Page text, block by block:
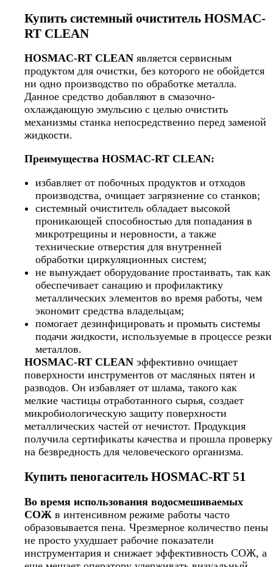
Купить системный очиститель HOSMAC-
RT CLEAN
HOSMAC-RT CLEAN является сервисным
продуктом для очистки, без которого не обойдется
ни одно производство по обработке металла.
Данное средство добавляют в смазочно-
охлаждающую эмульсию с целью очистить
механизмы станка непосредственно перед заменой
жидкости.
Преимущества HOSMAC-RT CLEAN:
избавляет от побочных продуктов и отходов
производства, очищает загрязнение со станков;
системный очиститель обладает высокой
проникающей способностью для попадания в
микротрещины и неровности, а также
технические отверстия для внутренней
обработки циркуляционных систем;
не вынуждает оборудование простаивать, так как
обеспечивает санацию и профилактику
металлических элементов во время работы, чем
экономит средства владельцам;
помогает дезинфицировать и промыть системы
подачи жидкости, используемые в процессе резки
металлов.
HOSMAC-RT CLEAN эффективно очищает
поверхности инструментов от масляных пятен и
разводов. Он избавляет от шлама, такого как
мелкие частицы отработанного сырья, создает
микробиологическую защиту поверхности
металлических частей от нечистот. Продукция
получила сертификаты качества и прошла проверку
на безвредность для человеческого организма.
Купить пеногаситель HOSMAC-RT 51
Во время использования водосмешиваемых
СОЖ в интенсивном режиме работы часто
образовывается пена. Чрезмерное количество пены
не просто ухудшает рабочие показатели
инструментария и снижает эффективность СОЖ, а